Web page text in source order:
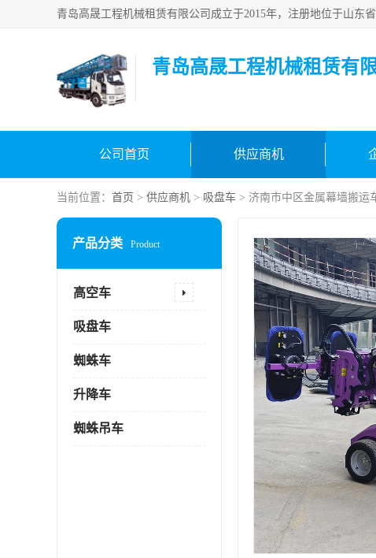
青岛高晟工程机械租赁有
公司首页 供应商机
当前位置： 首页 > 供应商机 > 吸盘车 > 济南市中区金属幕墙搬运
产品分类 Product
高空车
吸盘车
蜘蛛车
升降车
蜘蛛吊车